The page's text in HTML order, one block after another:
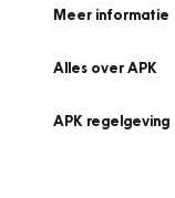
Meer informatie
Alles over APK
APK regelgeving